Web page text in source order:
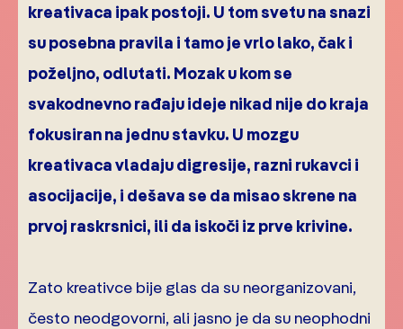
kreativaca ipak postoji. U tom svetu na snazi
su posebna pravila i tamo je vrlo lako, čak i
poželjno, odlutati. Mozak u kom se
svakodnevno rađaju ideje nikad nije do kraja
fokusiran na jednu stavku. U mozgu
kreativaca vladaju digresije, razni rukavci i
asocijacije, i dešava se da misao skrene na
prvoj raskrsnici, ili da iskoči iz prve krivine.
Zato kreativce bije glas da su neorganizovani,
često neodgovorni, ali jasno je da su neophodni